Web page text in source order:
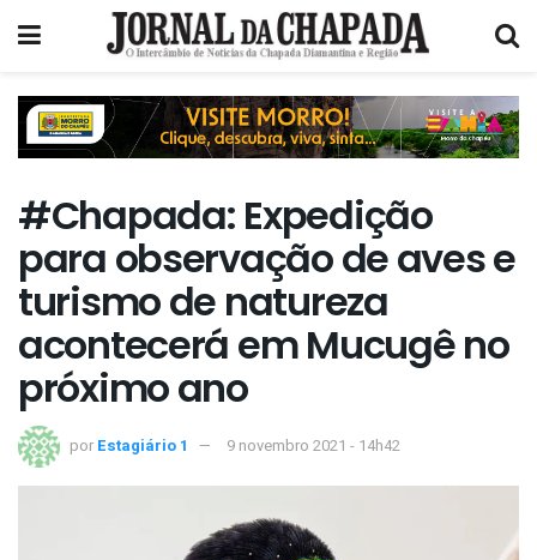
#Chapada: Expedição
para observação de aves e
turismo de natureza
acontecerá em Mucugê no
próximo ano
por Estagiário 1 9 novembro 2021 - 14h42